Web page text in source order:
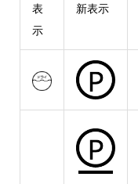
表
示
新表示